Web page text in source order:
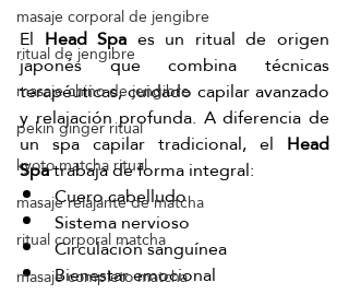
masaje corporal de jengibre
ritual de jengibre
masaje chino de jengibre
pekín ginger ritual
kyoto matcha ritual
masaje relajante de matcha
ritual corporal matcha
masaje completo matcha
El Head Spa es un ritual de origen
japonés que combina técnicas
terapéuticas, cuidado capilar avanzado
y relajación profunda. A diferencia de
un spa capilar tradicional, el Head
Spa trabaja de forma integral:
Cuero cabelludo
Sistema nervioso
Circulación sanguínea
Bienestar emocional